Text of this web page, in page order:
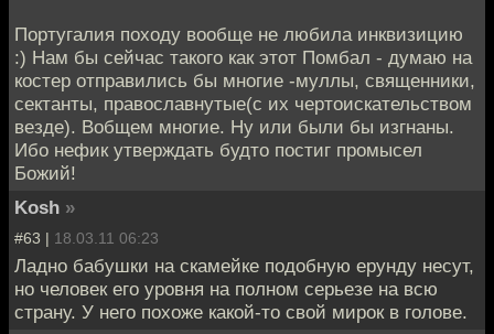
Португалия походу вообще не любила инквизицию
:) Нам бы сейчас такого как этот Помбал - думаю на
костер отправились бы многие -муллы, священники,
сектанты, православнутые(с их чертоискательством
везде). Вобщем многие. Ну или были бы изгнаны.
Ибо нефик утверждать будто постиг промысел
Божий!
Kosh »
#63 | 18.03.11 06:23
Ладно бабушки на скамейке подобную ерунду несут,
но человек его уровня на полном серьезе на всю
страну. У него похоже какой-то свой мирок в голове.